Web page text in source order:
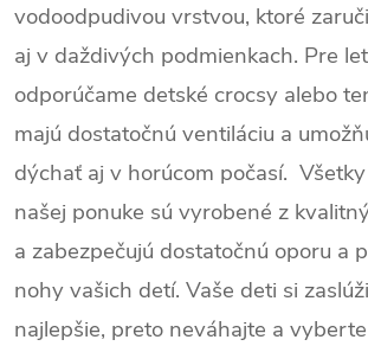
vodoodpudivou vrstvou, ktoré
aj v daždivých podmienkach. Pre
odporúčame detské crocsy alebo
majú dostatočnú ventiláciu a
dýchať aj v horúcom počasí.
našej ponuke sú vyrobené z
a zabezpečujú dostatočnú oporu a
nohy vašich detí. Vaše deti si
najlepšie, preto neváhajte a